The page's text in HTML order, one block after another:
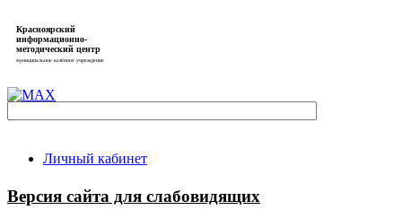
Красноярский
информационно-
методический центр
муниципальное казённое учреждение
Личный кабинет
Версия сайта для слабовидящих